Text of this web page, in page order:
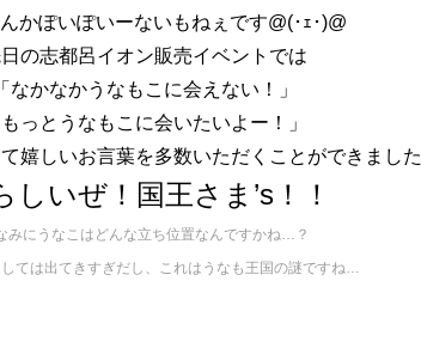
かぽいぽいーないもねぇです@(･ｪ･)@
の志都呂イオン販売イベントでは
「なかなかうなもこに会えない！」
もっとうなもこに会いたいよー！」
嬉しいお言葉を多数いただくことができました
しいぜ！国王さま’s！！
みにうなこはどんな立ち位置なんですかね…？
ては出てきすぎだし、これはうなも王国の謎ですね…